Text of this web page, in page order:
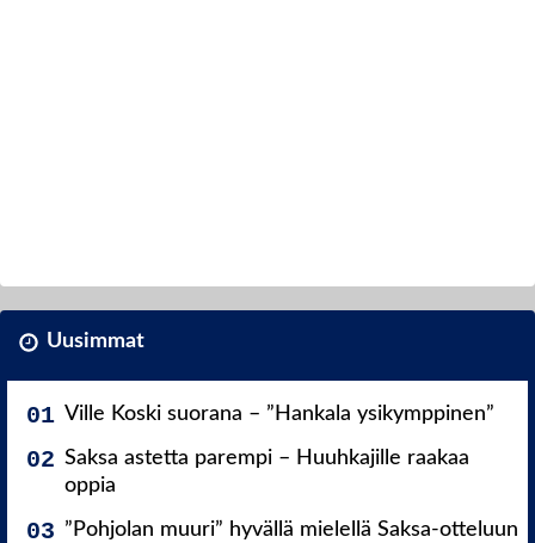
Uusimmat
Ville Koski suorana – ”Hankala ysikymppinen”
Saksa astetta parempi – Huuhkajille raakaa
oppia
”Pohjolan muuri” hyvällä mielellä Saksa-otteluun